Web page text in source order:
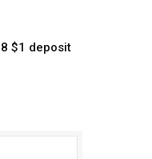
$1 deposit